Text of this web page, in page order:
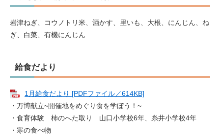
岩津ねぎ、コウノトリ米、酒かす、里いも、大根、にんじん、ね
ぎ、白菜、有機にんじん
給食だより
1月給食だより [PDFファイル／614KB]
・万博献立~開催地をめぐり食を学ぼう！~
・食育体験 柿のへた取り 山口小学校6年、糸井小学校4年
・寒の食べ物